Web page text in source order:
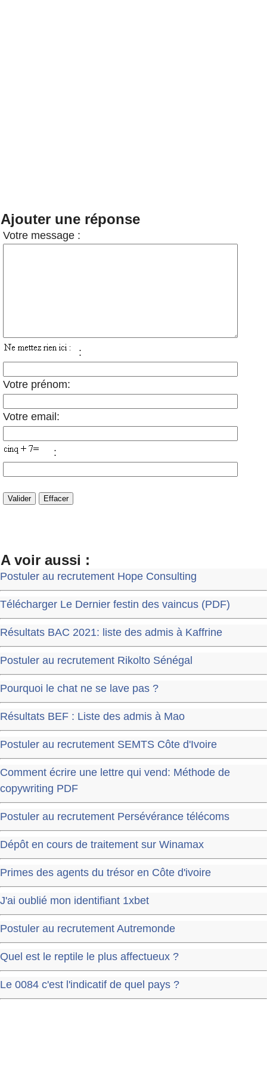
Ajouter une réponse
Votre message :
:
Votre prénom:
Votre email:
:
A voir aussi :
Postuler au recrutement Hope Consulting
Télécharger Le Dernier festin des vaincus (PDF)
Résultats BAC 2021: liste des admis à Kaffrine
Postuler au recrutement Rikolto Sénégal
Pourquoi le chat ne se lave pas ?
Résultats BEF : Liste des admis à Mao
Postuler au recrutement SEMTS Côte d'Ivoire
Comment écrire une lettre qui vend: Méthode de
copywriting PDF
Postuler au recrutement Persévérance télécoms
Dépôt en cours de traitement sur Winamax
Primes des agents du trésor en Côte d'ivoire
J'ai oublié mon identifiant 1xbet
Postuler au recrutement Autremonde
Quel est le reptile le plus affectueux ?
Le 0084 c'est l'indicatif de quel pays ?